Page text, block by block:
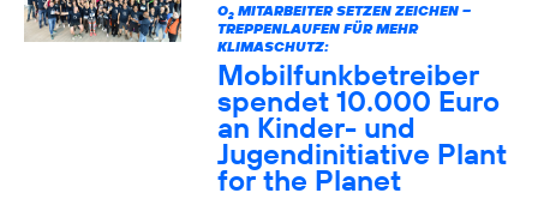
O2MITARBEITER SETZEN ZEICHEN –
TREPPENLAUFEN FÜR MEHR
KLIMASCHUTZ:
Mobilfunkbetreiber
spendet 10.000 Euro
an Kinder- und
Jugendinitiative Plant
for the Planet